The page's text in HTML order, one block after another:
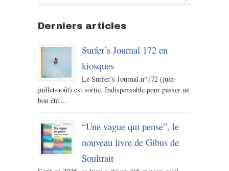
Derniers articles
Surfer’s Journal 172 en
kiosques
Le Surfer’s Journal n°172 (juin-
juillet-août) est sortie. Indispensable pour passer un
bon été,...
“Une vague qui pense”, le
nouveau livre de Gibus de
Soultrait